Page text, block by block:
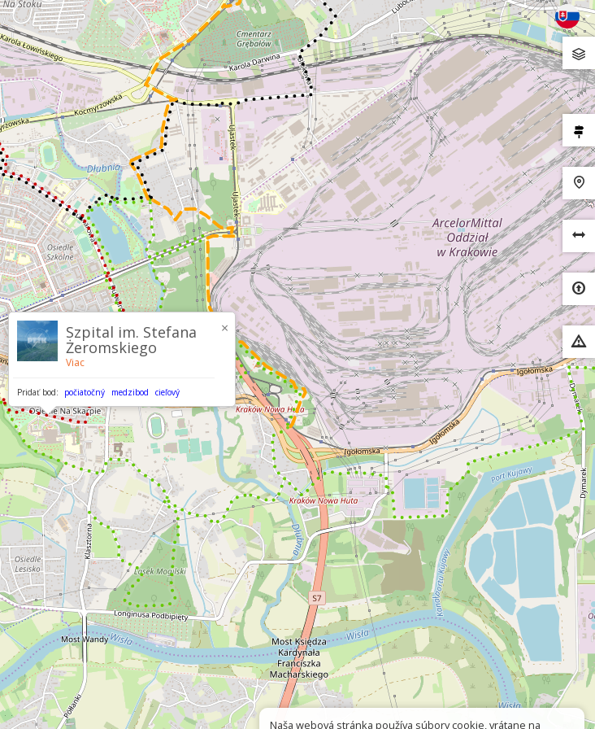
×
Szpital im. Stefana
Żeromskiego
Viac
Pridať bod: počiatočný medzibod cieľový
Naša webová stránka používa súbory cookie, vrátane na